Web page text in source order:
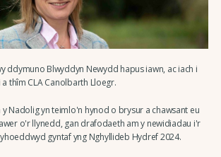
ddymuno Blwyddyn Newydd hapus iawn, ac iach i
thîm CLA Canolbarth Lloegr.
Nadolig yn teimlo'n hynod o brysur a chawsant eu
o'r llynedd, gan drafodaeth am y newidiadau i'r
gyntaf yng Nghyllideb Hydref 2024.